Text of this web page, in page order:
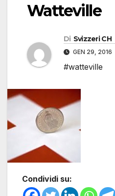
Watteville
Di Svizzeri CH
GEN 29, 2016
#watteville
Condividi su: